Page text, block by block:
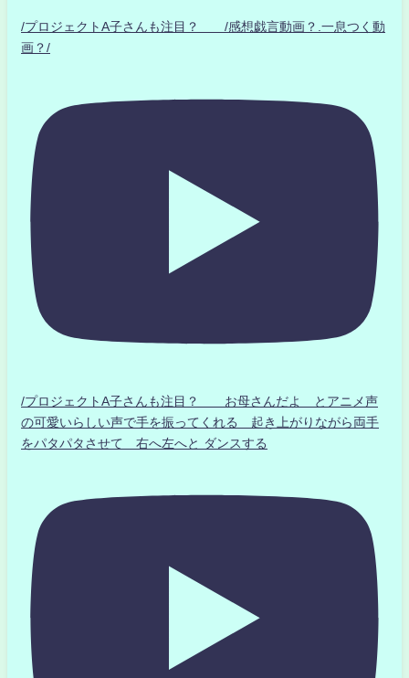
/プロジェクトA子さんも注目？ /感想戯言動画？.一息つく動
画？/
/プロジェクトA子さんも注目？ お母さんだよ とアニメ声
の可愛いらしい声で手を振ってくれる 起き上がりながら両手
をパタパタさせて 右へ左へと ダンスする